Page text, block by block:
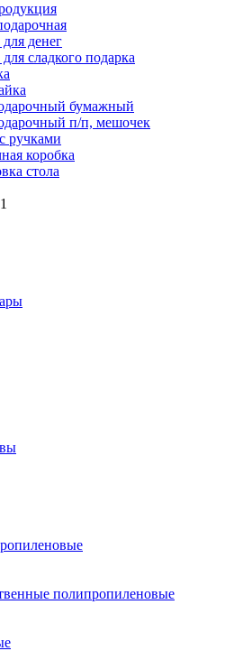
денег
сладкого подарка
бумажный
п/п, мешочек
ручками
коробка
стола
полипропиленовые